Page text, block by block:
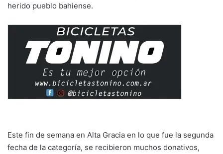
herido pueblo bahiense.
Este fin de semana en Alta Gracia en lo que fue la segunda
fecha de la categoría, se recibieron muchos donativos,